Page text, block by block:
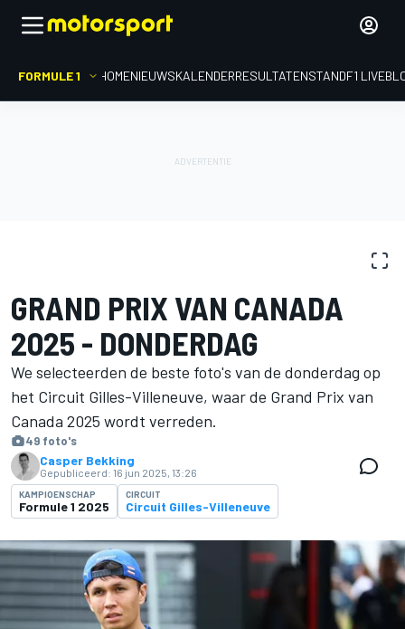
FORMULE 1 HOMENIEUWSKALENDERRESULTATENSTANDF1
GRAND PRIX VAN CANADA
2025 - DONDERDAG
We selecteerden de beste foto's van de donderdag op
het Circuit Gilles-Villeneuve, waar de Grand Prix van
Canada 2025 wordt verreden.
49 foto's
Casper Bekking
Gepubliceerd: 16 jun 2025, 13:26
KAMPIOENSCHAP
Formule 1 2025
CIRCUIT
Circuit Gilles-Villeneuve